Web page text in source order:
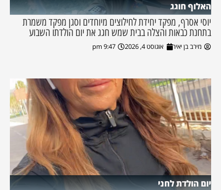
האלוף חוגג
יוסי אסרף, מפקד יחידת לחילוצים מיוחדים וסגן מפקד משמרת
בתחנת כבאות והצלה בבית שמש חגג את יום הולדתו השבוע
מירב בן יאיר אוגוסט 4, 2026 9:47 pm
יום הולדת לחני